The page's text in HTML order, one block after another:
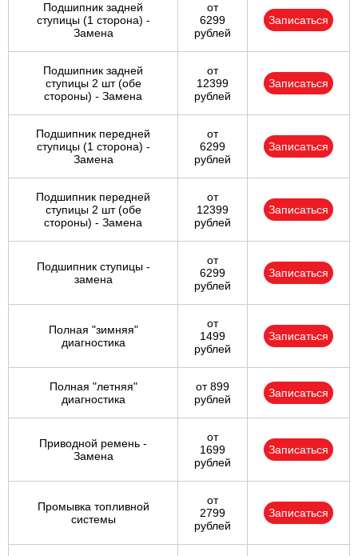
Подшипник задней
ступицы (1 сторона) -
Замена
от
6299
рублей
Записаться
Подшипник задней
ступицы 2 шт (обе
стороны) - Замена
от
12399
рублей
Записаться
Подшипник передней
ступицы (1 сторона) -
Замена
от
6299
рублей
Записаться
Подшипник передней
ступицы 2 шт (обе
стороны) - Замена
от
12399
рублей
Записаться
Подшипник ступицы -
замена
от
6299
рублей
Записаться
Полная "зимняя"
диагностика
от
1499
рублей
Записаться
Полная "летняя"
диагностика
от 899
рублей
Записаться
Приводной ремень -
Замена
от
1699
рублей
Записаться
Промывка топливной
системы
от
2799
рублей
Записаться